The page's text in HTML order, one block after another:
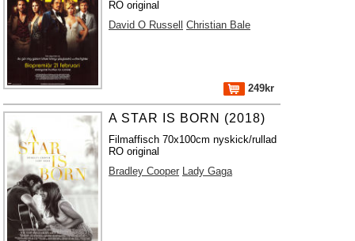
RO original
David O Russell
Christian Bale
249kr
A STAR IS BORN (2018)
Filmaffisch 70x100cm nyskick/rullad
RO original
Bradley Cooper Lady Gaga